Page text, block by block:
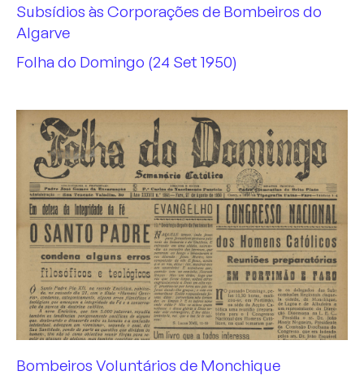
Subsídios às Corporações de Bombeiros do
Algarve
Folha do Domingo (24 Set 1950)
Bombeiros Voluntários de Monchique